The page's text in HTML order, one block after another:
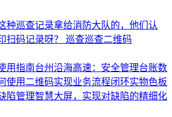
种巡查记录拿给消防大队的，他们认
扫码记录呀？ 巡查巡查二维码
用指南台州沿海高速：安全管理台账数
使用二维码实现业务流程闭环实物色板
陷管理智慧大屏，实现对缺陷的精细化